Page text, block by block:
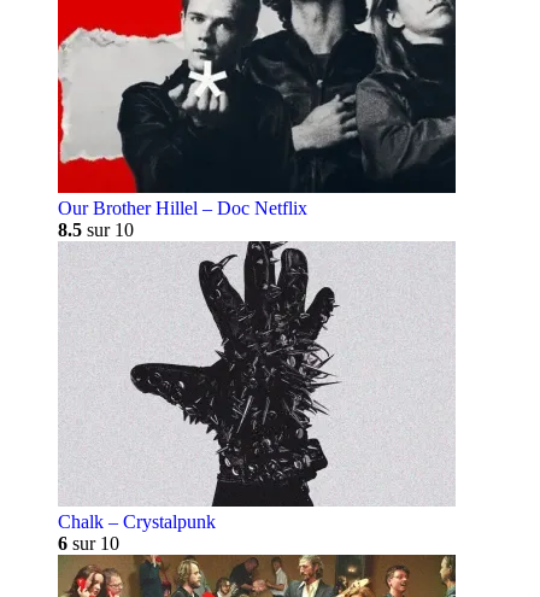
Our Brother Hillel – Doc Netflix
8.5 sur 10
Chalk – Crystalpunk
6 sur 10